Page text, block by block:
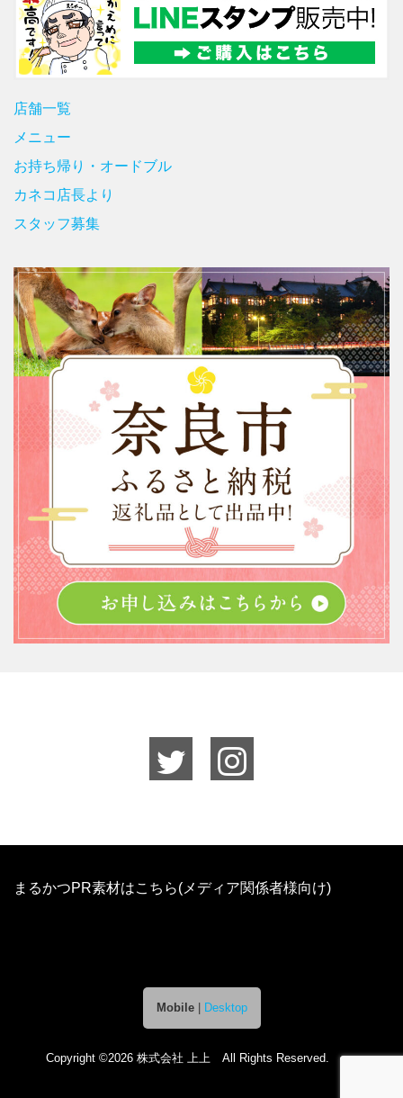
店舗一覧
メニュー
お持ち帰り・オードブル
カネコ店長より
スタッフ募集
まるかつPR素材はこちら(メディア関係者様向け)
Mobile| Desktop
Copyright ©2026 株式会社 上上 All Rights Reserved.